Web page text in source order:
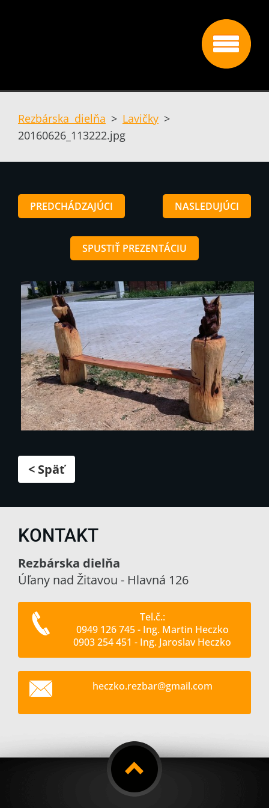
Rezbárska dielňa > Lavičky >
20160626_113222.jpg
PREDCHÁDZAJÚCI NASLEDUJÚCI
SPUSTIŤ PREZENTÁCIU
< Späť
KONTAKT
Rezbárska dielňa
Úľany nad Žitavou - Hlavná 126
Tel.č.:
0949 126 745 - Ing. Martin Heczko
0903 254 451 - Ing. Jaroslav Heczko
heczko.rezbar@gmail.com